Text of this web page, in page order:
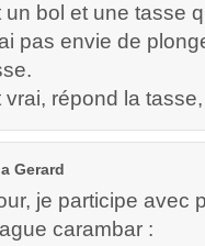
un bol et une tasse
pas envie de
vrai, répond la
Gerard
je participe avec
carambar :